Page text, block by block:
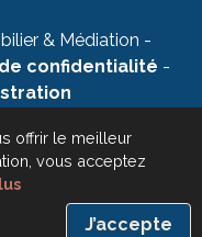
offrir le meilleur
vous acceptez
J’accepte
& Médiation -
confidentialité -
emandarine
Digital :